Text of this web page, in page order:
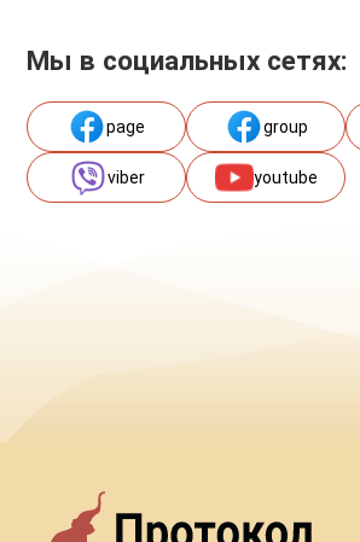
Мы в социальных сетях:
page group
viber youtube